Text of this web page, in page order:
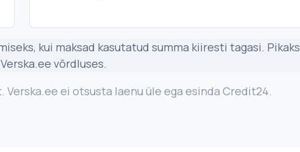
kui maksad kasutatud summa kiiresti tagasi. Pikaks
võrdluses.
ei otsusta laenu üle ega esinda Credit24.